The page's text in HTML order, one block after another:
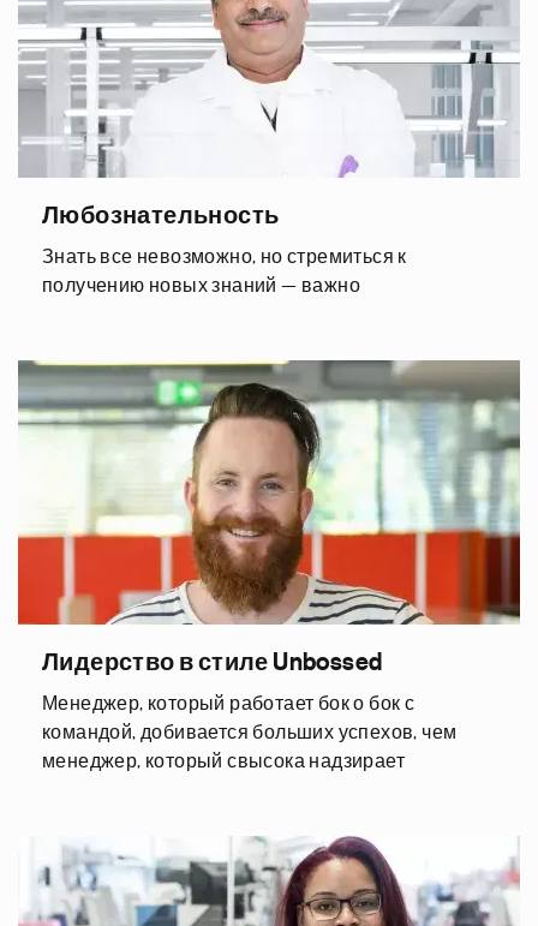
Любознательность
Знать все невозможно, но стремиться к
получению новых знаний — важно
Лидерство в стиле Unbossed
Менеджер, который работает бок о бок с
командой, добивается больших успехов, чем
менеджер, который свысока надзирает